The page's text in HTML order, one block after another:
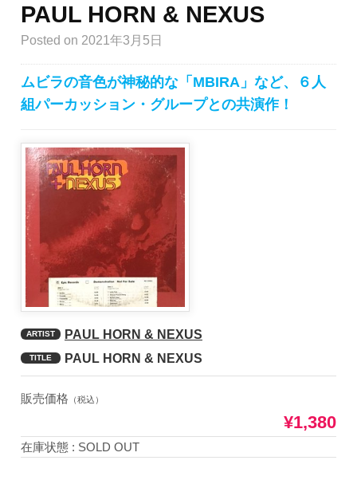
PAUL HORN & NEXUS
Posted on 2021年3月5日
ムビラの音色が神秘的な「MBIRA」など、６人
組パーカッション・グループとの共演作！
ARTIST PAUL HORN & NEXUS
TITLE PAUL HORN & NEXUS
販売価格 （税込）
¥1,380
在庫状態 : SOLD OUT